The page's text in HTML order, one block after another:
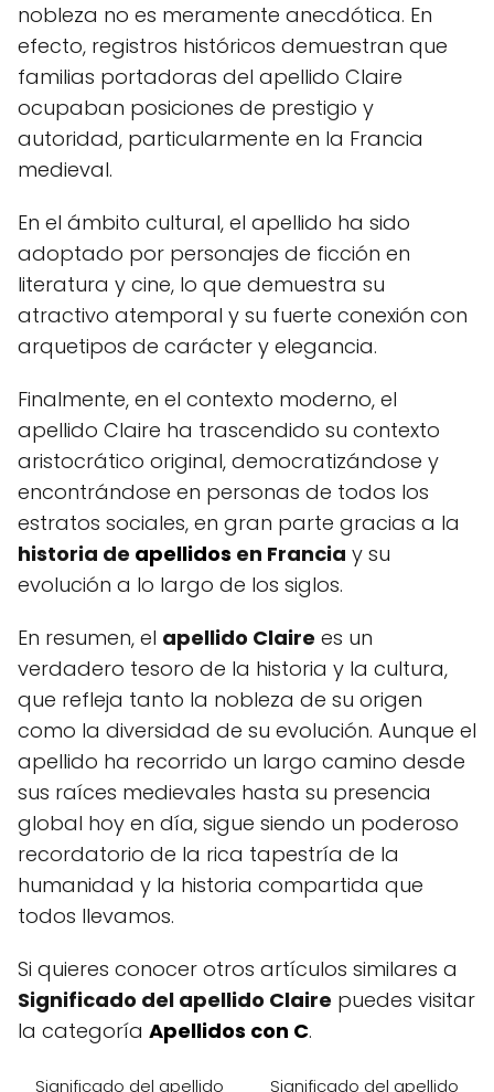
nobleza no es meramente anecdótica. En
efecto, registros históricos demuestran que
familias portadoras del apellido Claire
ocupaban posiciones de prestigio y
autoridad, particularmente en la Francia
medieval.
En el ámbito cultural, el apellido ha sido
adoptado por personajes de ficción en
literatura y cine, lo que demuestra su
atractivo atemporal y su fuerte conexión con
arquetipos de carácter y elegancia.
Finalmente, en el contexto moderno, el
apellido Claire ha trascendido su contexto
aristocrático original, democratizándose y
encontrándose en personas de todos los
estratos sociales, en gran parte gracias a la
historia de apellidos en Francia y su
evolución a lo largo de los siglos.
En resumen, el apellido Claire es un
verdadero tesoro de la historia y la cultura,
que refleja tanto la nobleza de su origen
como la diversidad de su evolución. Aunque el
apellido ha recorrido un largo camino desde
sus raíces medievales hasta su presencia
global hoy en día, sigue siendo un poderoso
recordatorio de la rica tapestría de la
humanidad y la historia compartida que
todos llevamos.
Si quieres conocer otros artículos similares a
Significado del apellido Claire puedes visitar
la categoría Apellidos con C.
Significado del apellido Significado del apellido